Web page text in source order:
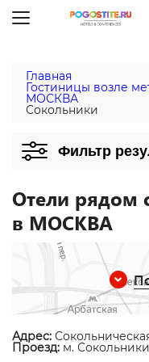
Главная
Гостиницы возле
МОСКВА
Сокольники
Фильтр
Отели рядом
в МОСКВА
Адрес:
Проезд: м.